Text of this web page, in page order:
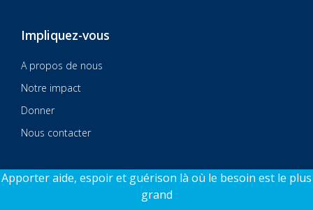
Apporter aide, espoir et guérison là où le besoin est le plus
grand
Impliquez-vous
A propos de nous
Notre impact
Donner
Nous contacter